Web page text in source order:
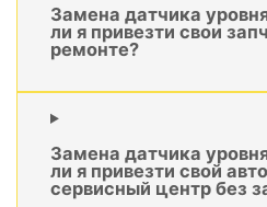
Замена датчика
ли я привезти свои
ремонте?
Замена датчика
ли я привезти свой
сервисный центр без